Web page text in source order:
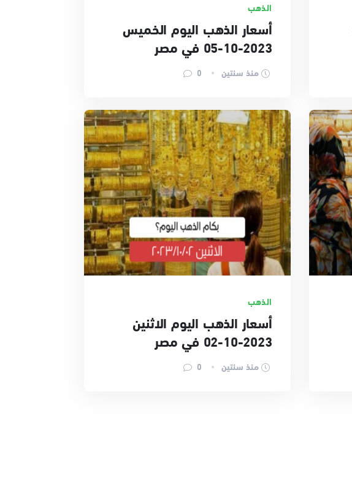
الذهب
أسعار الذهب اليوم الخميس
2023-10-05 في مصر
منذ سنتين
الذهب
أسعار الذهب اليوم الاثنين
2023-10-02 في مصر
منذ سنتين